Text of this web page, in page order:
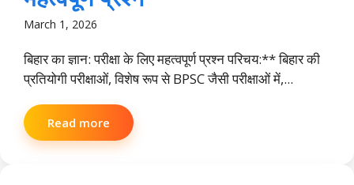
March 1, 2026
बिहार का ज्ञान: परीक्षा के लिए महत्वपूर्ण प्रश्न परिचय:** बिहार की
प्रतियोगी परीक्षाओं, विशेष रूप से BPSC जैसी परीक्षाओं में,...
Read more